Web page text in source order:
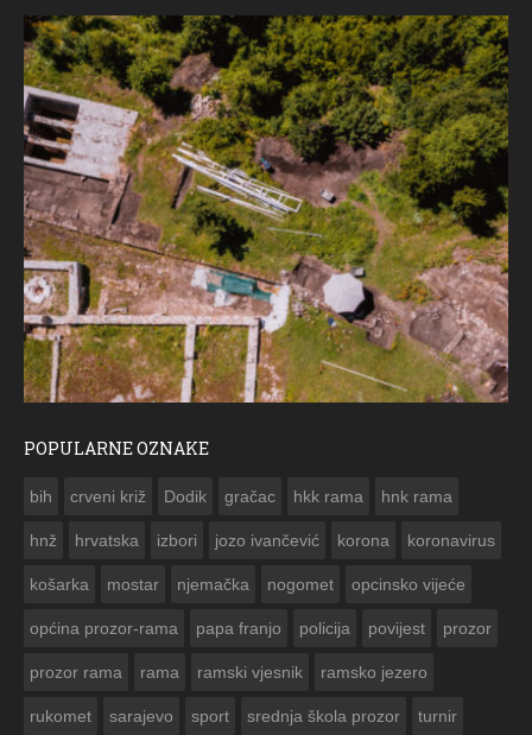
POPULARNE OZNAKE
bih crveni križ Dodik gračac hkk rama hnk rama
hnž hrvatska izbori jozo ivančević korona koronavirus
košarka mostar njemačka nogomet opcinsko vijeće
općina prozor-rama papa franjo policija povijest prozor
prozor rama rama ramski vjesnik ramsko jezero
rukomet sarajevo sport srednja škola prozor turnir